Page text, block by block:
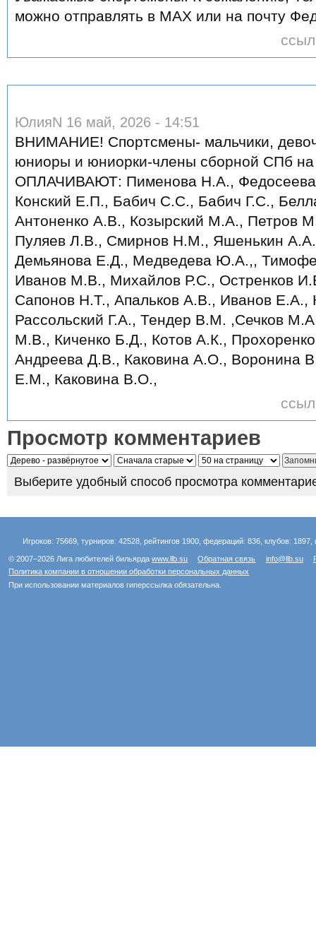
можно отправлять в МАХ или на почту
ЮлияN 16 май, 2026 - 14:51
ВНИМАНИЕ! Спортсмены- мальчики,
юниоры и юниорки-члены сборной СПб
ОПЛАЧИВАЮТ: Пименова Н.А.,
Конский Е.П., Бабич С.С., Бабич Г.С.,
Антоненко А.В., Козырский М.А., Петров
Пуляев Л.В., Смирнов Н.М., Яшенькин
Демьянова Е.Д., Медведева Ю.А.,,
Иванов М.В., Михайлов Р.С., Остренков
Сапонов Н.Т., Апальков А.В., Иванов Е.А.,
Рассольский Г.А., Тендер В.М. ,Сечков
М.В., Киченко Б.Д., Котов А.К.,
Андреева Д.В., Каковина А.О., Воронина
Е.М., Каковина В.О.,
Просмотр комментариев
Выберите удобный способ просмотра
Игроков: 75669, турниров: 42528, рейтингов 1900, федераций: 836, клубов:
© 2007–2026 Лига любителей бильярдаwww.llb.su Обратная связь info@llb.su
Политика компании в отношении обработки персональных данных
При использовании материалов гиперссылка обязательна.